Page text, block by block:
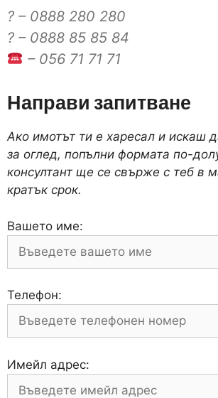
? – 0888 280 280
? – 0888 85 85 84
– 056 71 71 71
Направи запитване
Ако имотът ти е харесал и искаш
за оглед, попълни формата по-
консултант ще се свърже с теб в
кратък срок.
Вашето име:
Телефон:
Имейл адрес: